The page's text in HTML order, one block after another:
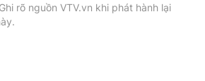
rõ nguồn VTV.vn khi phát hành lại